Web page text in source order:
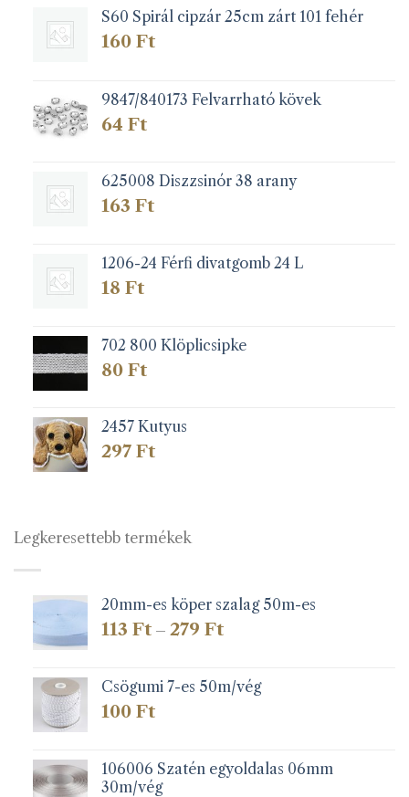
termékoldalon
S60 Spirál cipzár 25cm zárt 101 fehér
160 Ft
9847/840173 Felvarrható kövek
64 Ft
625008 Diszzsinór 38 arany
163 Ft
1206-24 Férfi divatgomb 24 L
18 Ft
702 800 Klöplicsipke
80 Ft
2457 Kutyus
297 Ft
Legkeresettebb termékek
20mm-es köper szalag 50m-es
113 Ft – 279 FtÁrtartomány:
279 Ft
Csögumi 7-es 50m/vég
100 Ft
106006 Szatén egyoldalas 06mm
30m/vég